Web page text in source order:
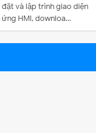
đặt và lập trình giao diện
ứng HMI, downloa…